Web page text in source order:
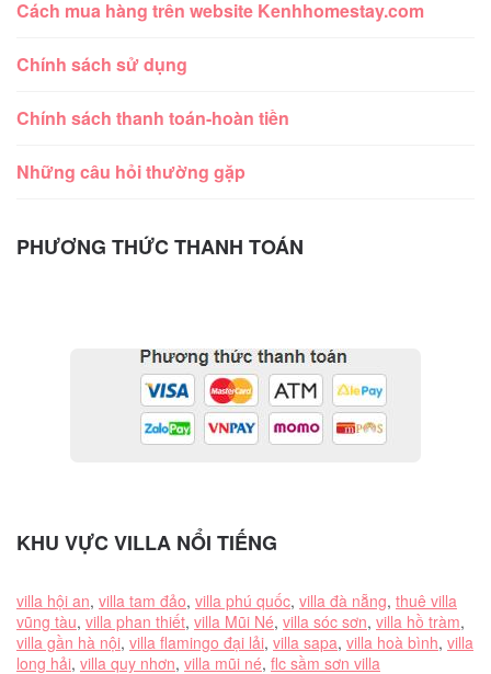
Cách mua hàng trên website Kenhhomestay.com
Chính sách sử dụng
Chính sách thanh toán-hoàn tiền
Những câu hỏi thường gặp
PHƯƠNG THỨC THANH TOÁN
KHU VỰC VILLA NỔI TIẾNG
villa hội an, villa tam đảo, villa phú quốc, villa đà nẵng, thuê villa
vũng tàu, villa phan thiết, villa Mũi Né, villa sóc sơn, villa hồ tràm,
villa gần hà nội, villa flamingo đại lải, villa sapa, villa hoà bình, villa
long hải, villa quy nhơn, villa mũi né, flc sầm sơn villa